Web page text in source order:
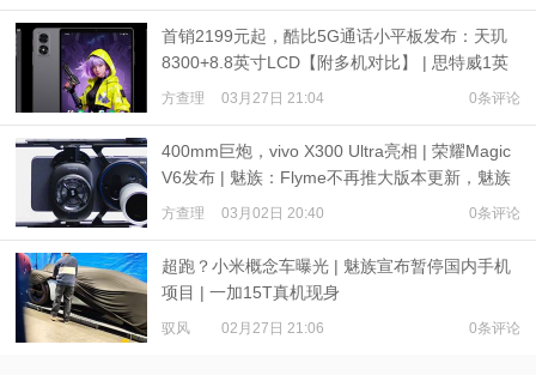
首销2199元起，酷比5G通话小平板发布：天玑
8300+8.8英寸LCD【附多机对比】 | 思特威1英
寸旗舰发布
方查理 03月27日 21:04 0条评论
400mm巨炮，vivo X300 Ultra亮相 | 荣耀Magic
V6发布 | 魅族：Flyme不再推大版本更新，魅族
23不发售
方查理 03月02日 20:40 0条评论
超跑？小米概念车曝光 | 魅族宣布暂停国内手机
项目 | 一加15T真机现身
驭风 02月27日 21:06 0条评论